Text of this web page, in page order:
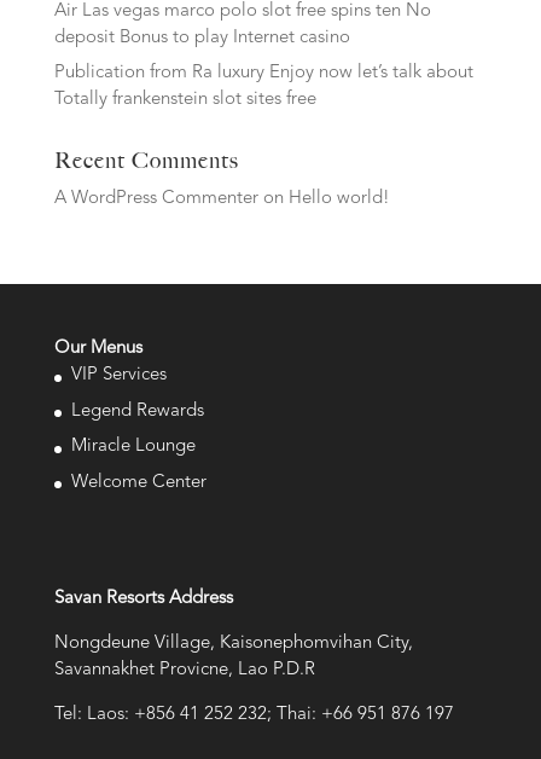
Air Las vegas marco polo slot free spins ten No
deposit Bonus to play Internet casino
Publication from Ra luxury Enjoy now let’s talk about
Totally frankenstein slot sites free
Recent Comments
A WordPress Commenteron Hello world!
Our Menus
VIP Services
Legend Rewards
Miracle Lounge
Welcome Center
Savan Resorts Address
Nongdeune Village, Kaisonephomvihan City,
Savannakhet Provicne, Lao P.D.R
Tel: Laos: +856 41 252 232; Thai: +66 951 876 197